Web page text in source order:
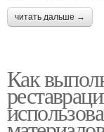
читать дальше →
Как